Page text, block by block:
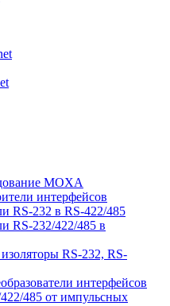
MOXA
интерфейсов
RS-232 в RS-422/485
RS-232/422/485 в
RS-232, RS-
интерфейсов
485 от импульсных